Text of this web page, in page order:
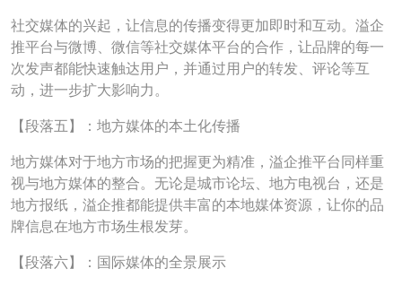
社交媒体的兴起，让信息的传播变得更加即时和互动。溢企
推平台与微博、微信等社交媒体平台的合作，让品牌的每一
次发声都能快速触达用户，并通过用户的转发、评论等互
动，进一步扩大影响力。
【段落五】：地方媒体的本土化传播
地方媒体对于地方市场的把握更为精准，溢企推平台同样重
视与地方媒体的整合。无论是城市论坛、地方电视台，还是
地方报纸，溢企推都能提供丰富的本地媒体资源，让你的品
牌信息在地方市场生根发芽。
【段落六】：国际媒体的全景展示